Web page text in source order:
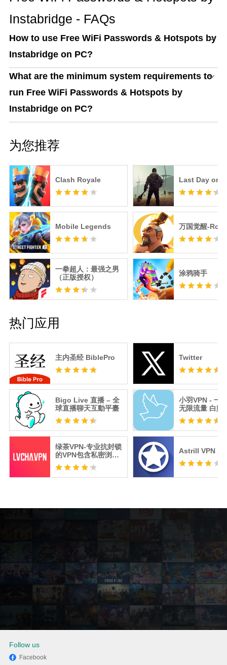
Instabridge - FAQs
How to use Free WiFi Passwords & Hotspots by
Instabridge on PC?
What are the minimum system requirements to
run Free WiFi Passwords & Hotspots by
Instabridge on PC?
为您推荐
Clash Royale Last Day on
Mobile Legends 万国觉醒-RoK
一拳超人：最强之男
（正版授权）
涂鸦骑手
热门应用
主内圣经 BiblePro
Bigo Live 直播 – 全
球直播聊天互動平臺
绿茶VPN-专业抗封锁
的VPN包含私密浏览
器
Twitter
小羽VPN - 一
无限流量 白嫖
Astrill VPN
Follow us
Facebook